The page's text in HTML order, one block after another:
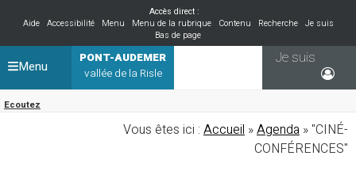
Accès direct :
Aide
Accessibilité Menu Menu de la rubrique Contenu Recherche
Je suis
Bas de page
PONT-AUDEMER
vallée de la Risle
Ecoutez
Je suis
Menu
Vous êtes ici : Accueil »Agenda » "CINÉ-
CONFÉRENCES"